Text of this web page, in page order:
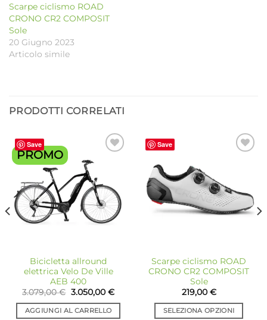
Scarpe ciclismo ROAD
CRONO CR2 COMPOSIT
Sole
20 Giugno 2023
Articolo simile
PRODOTTI CORRELATI
Save
PROMO
Aggiungi
desideri
Bicicletta allround
elettrica Velo De Ville
AEB 400
3.079,00€ Il
prezzo
originale
era:
3.050,00 €Il
attuale
AGGIUNGI AL CARRELLO
Save
desideri
Scarpe ciclismo ROAD
CRONO CR2 COMPOSIT
Sole
219,00 €
SELEZIONA OPZIONI